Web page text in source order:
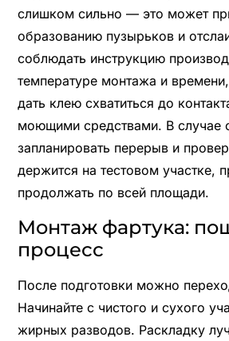
слишком сильно — это может
образованию пузырьков и
соблюдать инструкцию
температуре монтажа и
дать клею схватиться до
моющими средствами. В случае
запланировать перерыв и
держится на тестовом участке,
продолжать по всей площади.
Монтаж фартука:
процесс
После подготовки можно
Начинайте с чистого и сухого
жирных разводов. Раскладку